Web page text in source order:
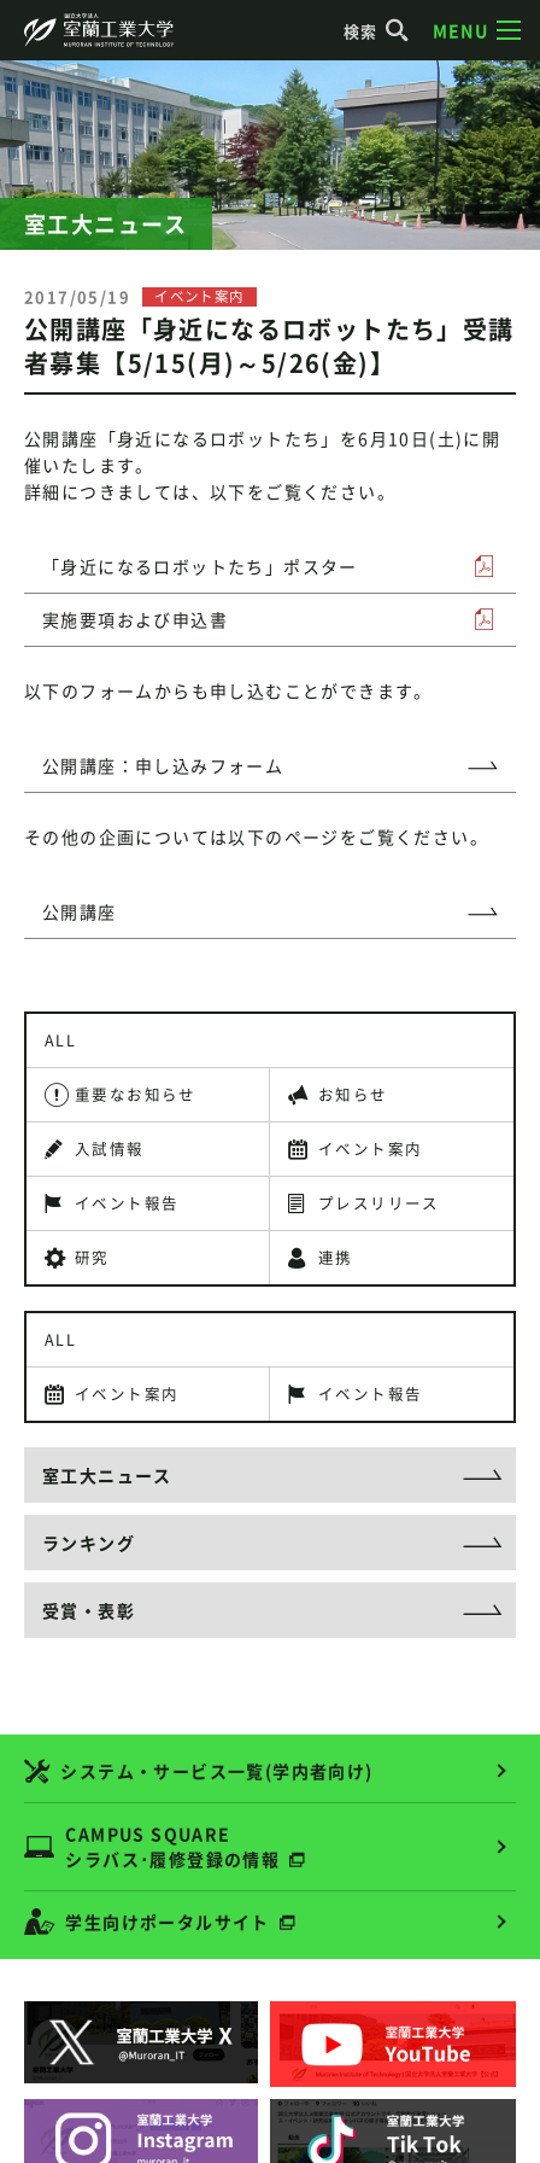
検索 MENU
室工大ニュース
2017/05/19 イベント案内
公開講座「身近になるロボットたち」受講
者募集【5/15(月)～5/26(金)】
公開講座「身近になるロボットたち」を6月10日(土)に開
催いたします。
詳細につきましては、以下をご覧ください。
「身近になるロボットたち」ポスター
実施要項および申込書
以下のフォームからも申し込むことができます。
公開講座：申し込みフォーム
その他の企画については以下のページをご覧ください。
公開講座
ALL
重要なお知らせ お知らせ
入試情報 イベント案内
イベント報告 プレスリリース
研究 連携
ALL
イベント案内 イベント報告
室工大ニュース
ランキング
受賞・表彰
システム・サービス一覧(学内者向け)
CAMPUS SQUARE
シラバス･履修登録の情報
学生向けポータルサイト